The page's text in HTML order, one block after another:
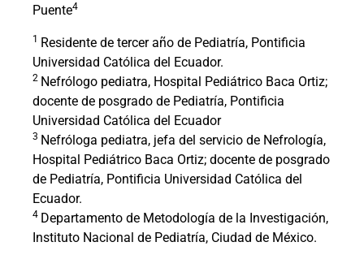
Puente4
1 Residente de tercer año de Pediatría, Pontificia
Universidad Católica del Ecuador.
2 Nefrólogo pediatra, Hospital Pediátrico Baca Ortiz;
docente de posgrado de Pediatría, Pontificia
Universidad Católica del Ecuador
3 Nefróloga pediatra, jefa del servicio de Nefrología,
Hospital Pediátrico Baca Ortiz; docente de posgrado
de Pediatría, Pontificia Universidad Católica del
Ecuador.
4 Departamento de Metodología de la Investigación,
Instituto Nacional de Pediatría, Ciudad de México.